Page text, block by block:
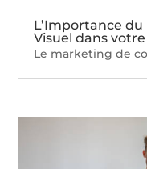
L’Importance
Visuel dans
Le marketing de